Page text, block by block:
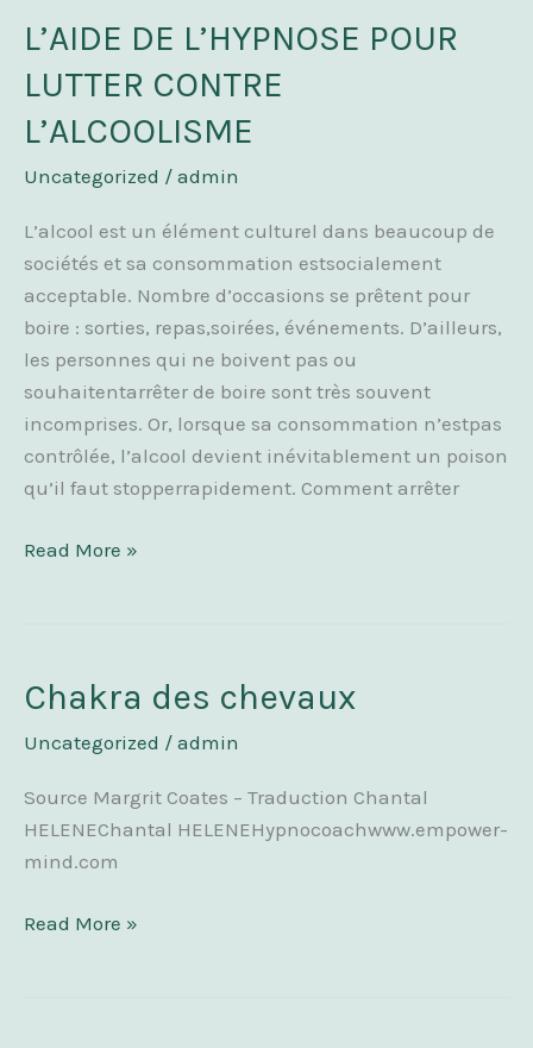
L’AIDE DE L’HYPNOSE POUR
LUTTER CONTRE
L’ALCOOLISME
Uncategorized / admin
L’alcool est un élément culturel dans beaucoup de
sociétés et sa consommation estsocialement
acceptable. Nombre d’occasions se prêtent pour
boire : sorties, repas,soirées, événements. D’ailleurs,
les personnes qui ne boivent pas ou
souhaitentarrêter de boire sont très souvent
incomprises. Or, lorsque sa consommation n’estpas
contrôlée, l’alcool devient inévitablement un poison
qu’il faut stopperrapidement. Comment arrêter
L’AIDE
L’HYPNOSE
POUR
CONTRE
L’ALCOOLISME
Read More »
Chakra des chevaux
Uncategorized / admin
Source Margrit Coates – Traduction Chantal
HELENEChantal HELENEHypnocoachwww.empower-
mind.com
Chakra
chevaux
Read More »